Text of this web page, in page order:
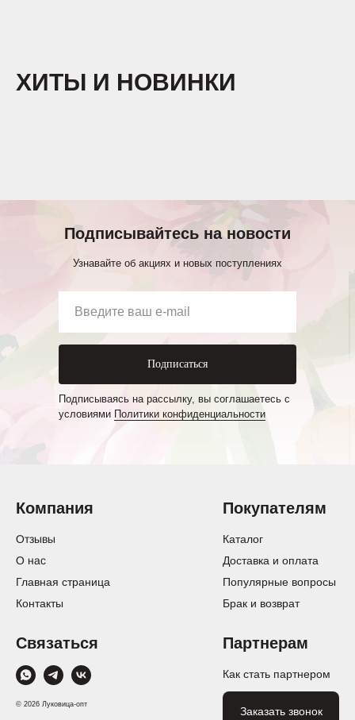
ХИТЫ И НОВИНКИ
Подписывайтесь на новости
Узнавайте об акциях и новых поступлениях
Подписаться
Подписываясь на рассылку, вы соглашаетесь с
условиями Политики конфиденциальности
Компания Покупателям
Партнерам
О нас
Главная страница
Контакты
Каталог
Доставка и оплата
Популярные вопросы
Брак и возврат
Как стать партнером
Заказать звонок
© 2026 Луковица-опт
Отзывы
Связаться